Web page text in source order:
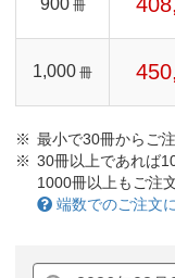
900 冊
1,000 冊
最小で30冊からご
30冊以上であれば
1000冊以上もご注
端数でのご注文